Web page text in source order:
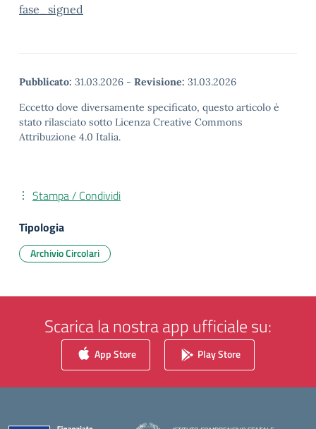
fase_signed
Pubblicato: 31.03.2026 - Revisione: 31.03.2026
Eccetto dove diversamente specificato, questo articolo è
stato rilasciato sotto Licenza Creative Commons
Attribuzione 4.0 Italia.
Stampa / Condividi
Tipologia
Archivio Circolari
Scarica la nostra app ufficiale su:
App Store Play Store